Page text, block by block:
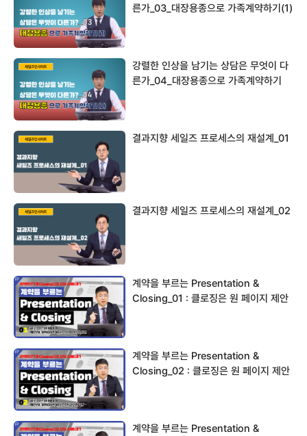
른가_03_대장용종으로 가족계약하기(1)
강렬한 인상을 남기는 상담은 무엇이 다
른가_04_대장용종으로 가족계약하기
결과지향 세일즈 프로세스의 재설계_01
결과지향 세일즈 프로세스의 재설계_02
계약을 부르는 Presentation &
Closing_01 : 클로징은 원 페이지 제안
계약을 부르는 Presentation &
Closing_02 : 클로징은 원 페이지 제안
계약을 부르는 Presentation &